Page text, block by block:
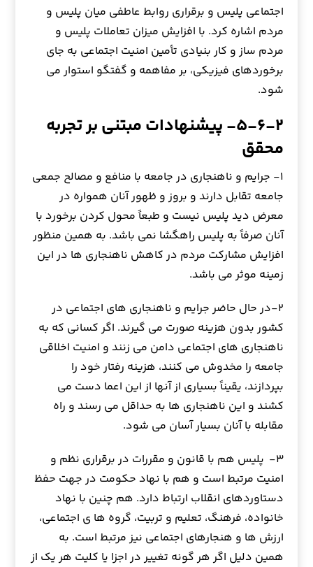
اجتماعي پليس و برقراري روابط عاطفي ميان پليس و
مردم اشاره كرد. با افزايش ميزان تعاملات پليس و
مردم ساز و كار بنيادي تأمين امنيت اجتماعي به جاي
برخوردهاي فيزيكي، بر مفاهمه و گفتگو استوار مي
شود.
۵-۶-۲- پیشنهادات مبتنی بر تجربه
محقق
۱- جرایم و ناهنجاری در جامعه با منافع و مصالح جمعي
جامعه تقابل دارند و بروز و ظهور آنان همواره در
معرض ديد پليس نيست و طبعاً محول كردن برخورد با
آنان صرفاً به پليس راهگشا نمي باشد. به همين منظور
افزايش مشاركت مردم در كاهش ناهنجاري ها در اين
زمينه موثر مي باشد.
۲-در حال حاضر جرایم و ناهنجاري هاي اجتماعي در
كشور بدون هزينه صورت مي گيرند. اگر كساني كه به
ناهنجاري هاي اجتماعي دامن مي زنند و امنيت اخلاقي
جامعه را مخدوش مي كنند، هزينه رفتار خود را
بپردازند، یقیناً بسیاری از آنها از این اعما دست می
کشند و اين ناهنجاري ها به حداقل مي رسند و راه
مقابله با آنان بسيار آسان مي شود.
۳- پليس هم با قانون و مقررات در برقراري نظم و
امنيت مرتبط است و هم با نهاد حكومت در جهت حفظ
دستاوردهاي انقلاب ارتباط دارد. هم چنين با نهاد
خانواده، فرهنگ، تعليم و تربيت، گروه ها ي اجتماعي،
ارزش ها و هنجارهاي اجتماعي نيز مرتبط است. به
همين دليل اگر هر گونه تغيير در اجزا يا كليت هر يك از